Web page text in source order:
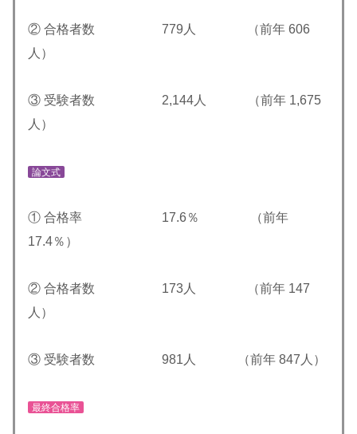
② 合格者数 779人 （前年 606
人）
③ 受験者数 2,144人 （前年 1,675
人）
論文式
① 合格率 17.6％ （前年
17.4％）
② 合格者数 173人 （前年 147
人）
③ 受験者数 981人 （前年 847人）
最終合格率